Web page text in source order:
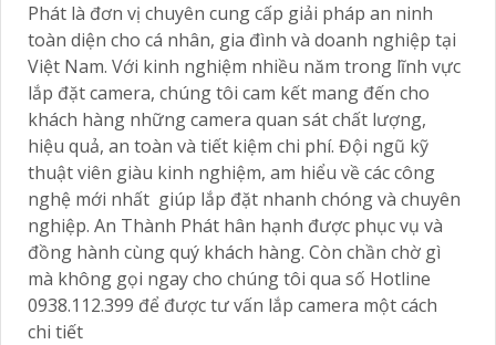
Phát là đơn vị chuyên cung cấp giải pháp an ninh
toàn diện cho cá nhân, gia đình và doanh nghiệp tại
Việt Nam. Với kinh nghiệm nhiều năm trong lĩnh vực
lắp đặt camera, chúng tôi cam kết mang đến cho
khách hàng những camera quan sát chất lượng,
hiệu quả, an toàn và tiết kiệm chi phí. Đội ngũ kỹ
thuật viên giàu kinh nghiệm, am hiểu về các công
nghệ mới nhất giúp lắp đặt nhanh chóng và chuyên
nghiệp. An Thành Phát hân hạnh được phục vụ và
đồng hành cùng quý khách hàng. Còn chần chờ gì
mà không gọi ngay cho chúng tôi qua số Hotline
0938.112.399 để được tư vấn lắp camera một cách
chi tiết